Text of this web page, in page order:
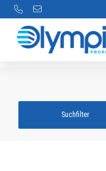
Suchfilter